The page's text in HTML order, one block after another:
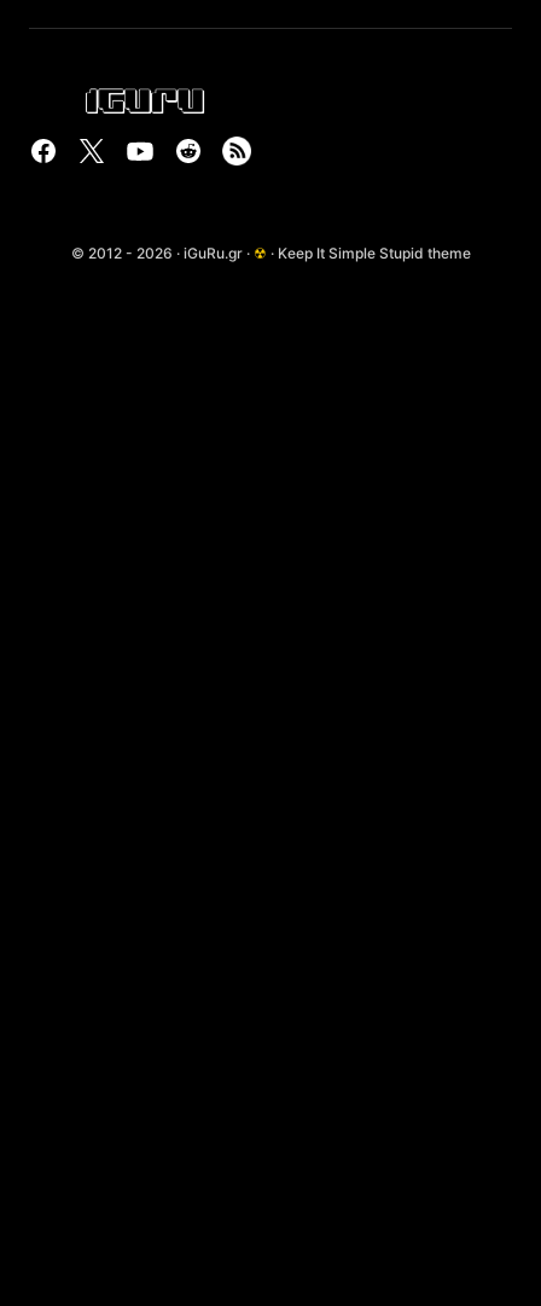
© 2012 - 2026 · iGuRu.gr · ☢ · Keep It Simple Stupid theme